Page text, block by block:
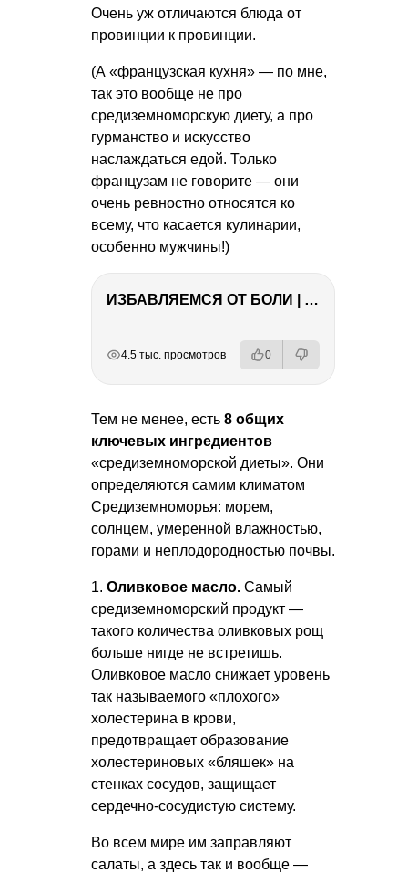
Очень уж отличаются блюда от
провинции к провинции.
(А «французская кухня» — по мне,
так это вообще не про
средиземноморскую диету, а про
гурманство и искусство
наслаждаться едой. Только
французам не говорите — они
очень ревностно относятся ко
всему, что касается кулинарии,
особенно мужчины!)
ИЗБАВЛЯЕМСЯ ОТ БОЛИ | Важность режима и питания
4.5 тыс. просмотров 0
Тем не менее, есть 8 общих
ключевых ингредиентов
«средиземноморской диеты». Они
определяются самим климатом
Средиземноморья: морем,
солнцем, умеренной влажностью,
горами и неплодородностью почвы.
1. Оливковое масло. Самый
средиземноморский продукт —
такого количества оливковых рощ
больше нигде не встретишь.
Оливковое масло снижает уровень
так называемого «плохого»
холестерина в крови,
предотвращает образование
холестериновых «бляшек» на
стенках сосудов, защищает
сердечно-сосудистую систему.
Во всем мире им заправляют
салаты, а здесь так и вообще —